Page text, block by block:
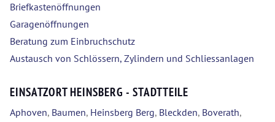
Briefkastenöffnungen
Garagenöffnungen
Beratung zum Einbruchschutz
Austausch von Schlössern, Zylindern und Schliessanlagen
EINSATZORT HEINSBERG - STADTTEILE
Aphoven, Baumen, Heinsberg Berg, Bleckden, Boverath,